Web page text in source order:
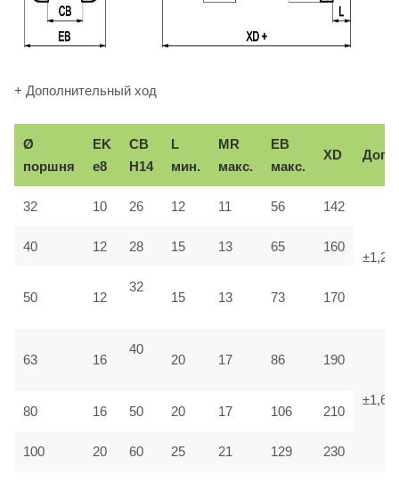
+ Дополнительный ход
Ø
поршня
EK
e8
CB
H14
L
мин.
MR
макс.
EB
макс.
XD Доп.
32 10 26 12 11 56 142
±1,25
40 12 28 15 13 65 160
50 12
32
15 13 73 170
63 16
40
20 17 86 190
±1,6
80 16 50 20 17 106 210
100 20 60 25 21 129 230